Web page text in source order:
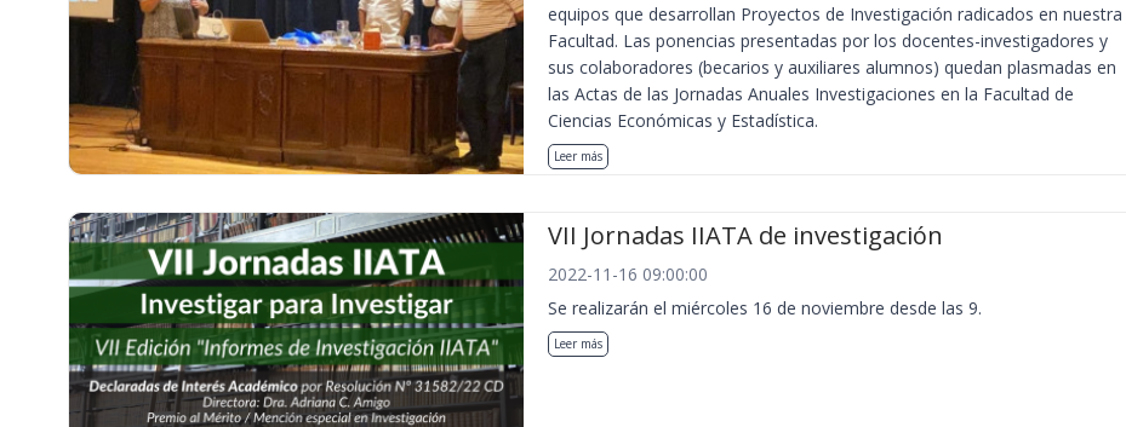
equipos que desarrollan Proyectos de Investigación radicados en nuestra
Facultad. Las ponencias presentadas por los docentes-investigadores y
sus colaboradores (becarios y auxiliares alumnos) quedan plasmadas en
las Actas de las Jornadas Anuales Investigaciones en la Facultad de
Ciencias Económicas y Estadística.
Leer más
VII Jornadas IIATA de investigación
2022-11-16 09:00:00
Se realizarán el miércoles 16 de noviembre desde las 9.
Leer más